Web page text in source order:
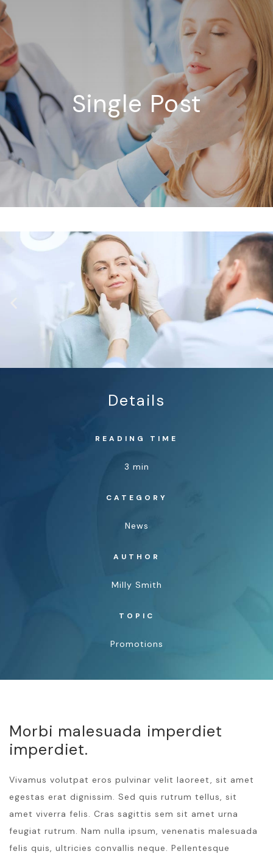
Single Post
Details
READING TIME
3 min
CATEGORY
News
AUTHOR
Milly Smith
TOPIC
Promotions
Morbi malesuada imperdiet
imperdiet.
Vivamus volutpat eros pulvinar velit laoreet, sit amet
egestas erat dignissim. Sed quis rutrum tellus, sit
amet viverra felis. Cras sagittis sem sit amet urna
feugiat rutrum. Nam nulla ipsum, venenatis malesuada
felis quis, ultricies convallis neque. Pellentesque